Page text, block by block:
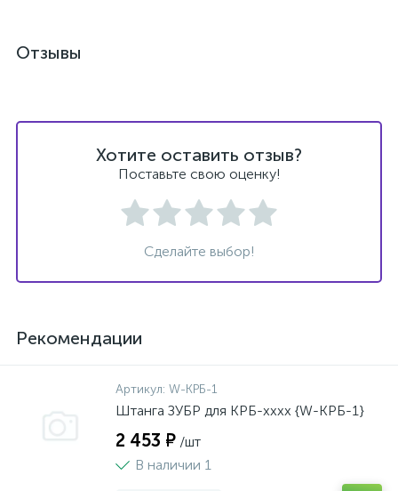
Отзывы
Хотите оставить отзыв?
Поставьте свою оценку!
Сделайте выбор!
Рекомендации
Артикул: W-КРБ-1
Штанга ЗУБР для КРБ-хххх {W-КРБ-1}
2 453 ₽ /шт
В наличии 1